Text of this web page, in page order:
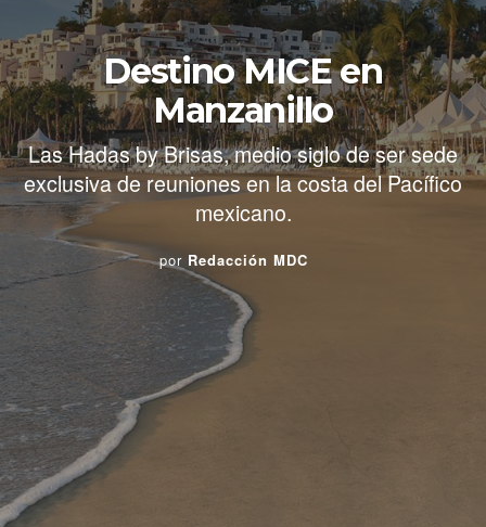
Destino MICE en
Manzanillo
Las Hadas by Brisas, medio siglo de ser sede
exclusiva de reuniones en la costa del Pacífico
mexicano.
por Redacción MDC